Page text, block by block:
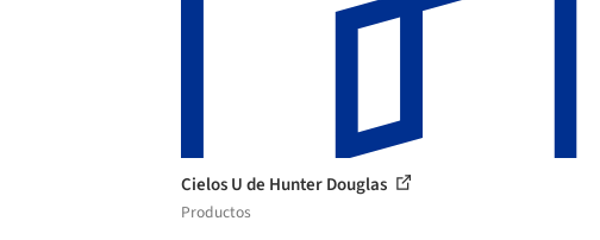
Cielos U de Hunter Douglas
Productos